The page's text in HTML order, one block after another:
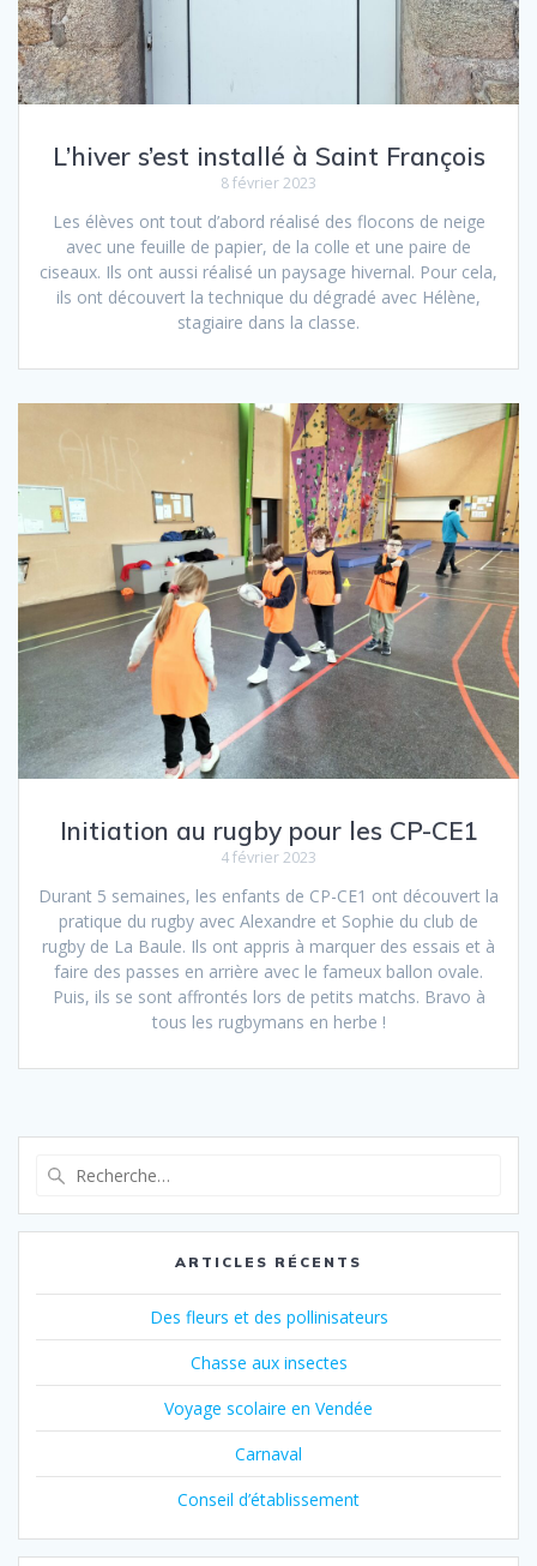
L’hiver s’est installé à Saint François
8 février 2023
Les élèves ont tout d’abord réalisé des flocons de neige
avec une feuille de papier, de la colle et une paire de
ciseaux. Ils ont aussi réalisé un paysage hivernal. Pour cela,
ils ont découvert la technique du dégradé avec Hélène,
stagiaire dans la classe.
Initiation au rugby pour les CP-CE1
4 février 2023
Durant 5 semaines, les enfants de CP-CE1 ont découvert la
pratique du rugby avec Alexandre et Sophie du club de
rugby de La Baule. Ils ont appris à marquer des essais et à
faire des passes en arrière avec le fameux ballon ovale.
Puis, ils se sont affrontés lors de petits matchs. Bravo à
tous les rugbymans en herbe !
:
ARTICLES RÉCENTS
Des fleurs et des pollinisateurs
Chasse aux insectes
Voyage scolaire en Vendée
Carnaval
Conseil d’établissement